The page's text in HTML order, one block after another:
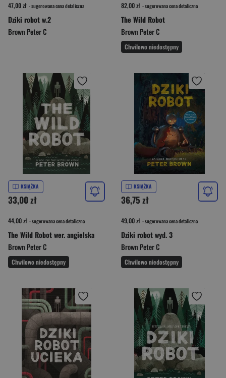
47,00 zł - sugerowana cena detaliczna
Dziki robot w.2
Brown Peter C
82,00 zł - sugerowana cena detaliczna
The Wild Robot
Brown Peter C
Chwilowo niedostępny
KSIĄŻKA
33,00 zł
44,00 zł - sugerowana cena detaliczna
The Wild Robot wer. angielska
Brown Peter C
Chwilowo niedostępny
KSIĄŻKA
36,75 zł
49,00 zł - sugerowana cena detaliczna
Dziki robot wyd. 3
Brown Peter C
Chwilowo niedostępny